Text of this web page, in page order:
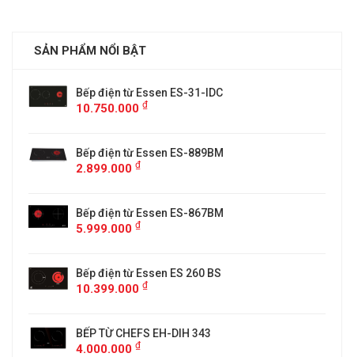
SẢN PHẨM NỔI BẬT
Bếp điện từ Essen ES-31-IDC
10.750.000 ₫
Bếp điện từ Essen ES-889BM
2.899.000 ₫
Bếp điện từ Essen ES-867BM
5.999.000 ₫
Bếp điện từ Essen ES 260 BS
10.399.000 ₫
BẾP TỪ CHEFS EH-DIH 343
4.000.000 ₫